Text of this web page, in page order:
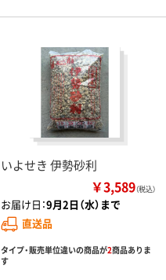
いよせき 伊勢砂利
￥3,589（税込）
お届け日：9月2日（水）まで
直送品
タイプ・販売単位違いの商品が2商品ありま
す